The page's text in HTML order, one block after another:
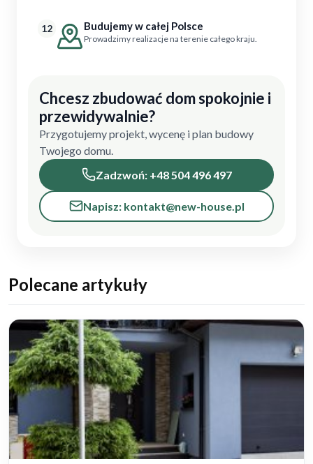
12 Budujemy w całej Polsce
Prowadzimy realizacje na terenie całego kraju.
Chcesz zbudować dom spokojnie i
przewidywalnie?
Przygotujemy projekt, wycenę i plan budowy
Twojego domu.
Zadzwoń: +48 504 496 497
Napisz: kontakt@new-house.pl
Polecane artykuły